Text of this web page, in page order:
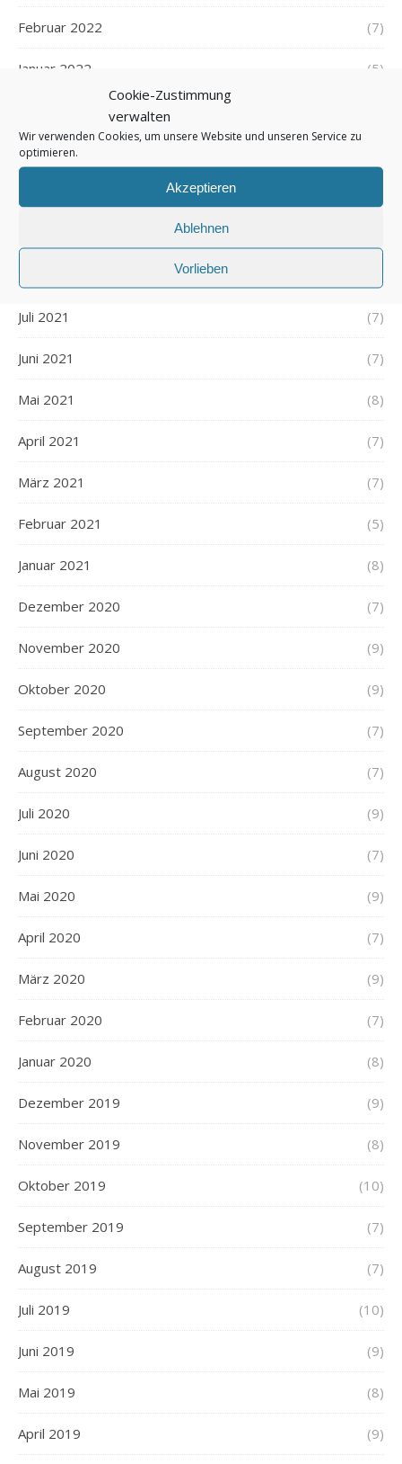
Cookie-Zustimmung
verwalten
Wir verwenden Cookies, um unsere Website und unseren Service zu
optimieren.
Akzeptieren
Ablehnen
Vorlieben
Februar 2022 (7)
Januar 2022 (5)
November 2021
Juli 2021 (7)
Juni 2021 (7)
Mai 2021 (8)
April 2021 (7)
März 2021 (7)
Februar 2021 (5)
Januar 2021 (8)
Dezember 2020 (7)
November 2020 (9)
Oktober 2020 (9)
September 2020 (7)
August 2020 (7)
Juli 2020 (9)
Juni 2020 (7)
Mai 2020 (9)
April 2020 (7)
März 2020 (9)
Februar 2020 (7)
Januar 2020 (8)
Dezember 2019 (9)
November 2019 (8)
Oktober 2019 (10)
September 2019 (7)
August 2019 (7)
Juli 2019 (10)
Juni 2019 (9)
Mai 2019 (8)
April 2019 (9)